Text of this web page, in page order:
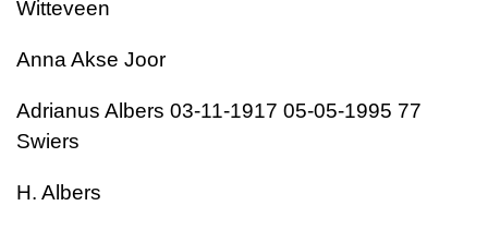
Witteveen
Anna Akse Joor
Adrianus Albers 03-11-1917 05-05-1995 77
Swiers
H. Albers